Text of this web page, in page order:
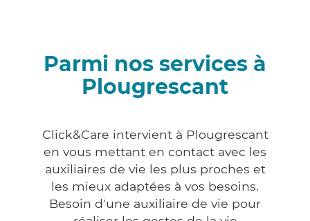
Parmi nos services à
Plougrescant
Click&Care intervient à Plougrescant
en vous mettant en contact avec les
auxiliaires de vie les plus proches et
les mieux adaptées à vos besoins.
Besoin d'une auxiliaire de vie pour